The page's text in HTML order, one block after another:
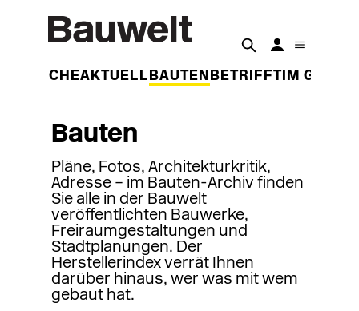
WOCHEAKTUELL BAUTEN BETRIFFT IM
Bauten
Pläne, Fotos, Architekturkritik,
Adresse – im Bauten-Archiv finden
Sie alle in der Bauwelt
veröffentlichten Bauwerke,
Freiraumgestaltungen und
Stadtplanungen. Der
Herstellerindex verrät Ihnen
darüber hinaus, wer was mit wem
gebaut hat.